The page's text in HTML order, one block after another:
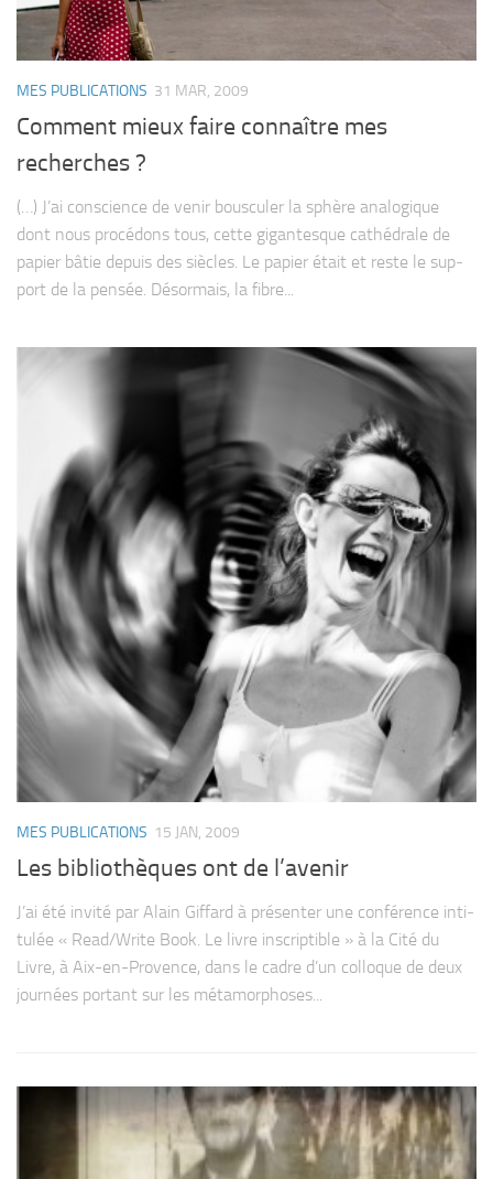
MES PUBLICATIONS 31 MAR, 2009
Comment mieux faire connaître mes
recherches ?
(…) J’ai conscience de venir bous­cu­ler la sphère ana­lo­gique
dont nous pro­cé­dons tous, cette gigan­tesque cathé­drale de
papier bâtie depuis des siècles. Le papier était et reste le sup­
port de la pen­sée. Désor­mais, la fibre...
MES PUBLICATIONS 15 JAN, 2009
Les bibliothèques ont de l’avenir
J’ai été invité par Alain Gif­fard à pré­sen­ter une confé­rence inti­
tu­lée « Read/​Write Book. Le livre ins­crip­tible » à la Cité du
Livre, à Aix-​en-​Provence, dans le cadre d’un col­loque de deux
jour­nées por­tant sur les méta­mor­phoses...